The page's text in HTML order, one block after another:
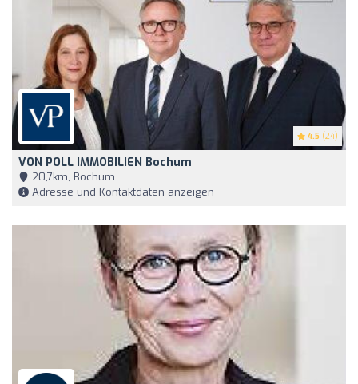
4.5 (24)
VON POLL IMMOBILIEN Bochum
20,7km, Bochum
Adresse und Kontaktdaten anzeigen